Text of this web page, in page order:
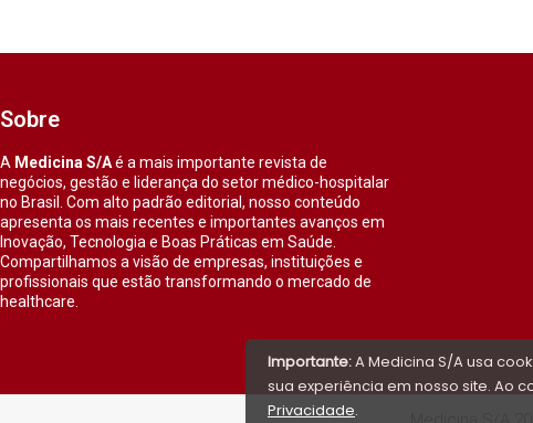
Sobre
A Medicina S/Aé a mais importante revista de
negócios, gestão e liderança do setor médico-hospitalar
no Brasil. Com alto padrão editorial, nosso conteúdo
apresenta os mais recentes e importantes avanços em
Inovação, Tecnologia e Boas Práticas em Saúde.
Compartilhamos a visão de empresas, instituições e
profissionais que estão transformando o mercado de
healthcare.
Importante:A Medicina S/A usa
sua experiência em nosso site. Ao
Privacidade.